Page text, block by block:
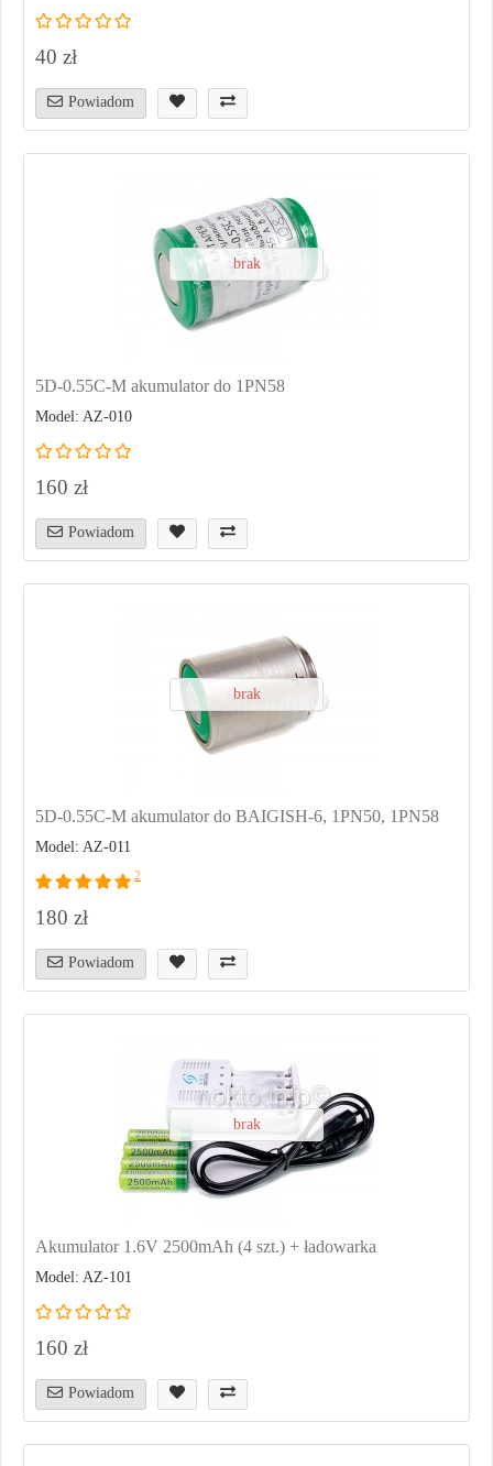
40 zł
Powiadom
brak
5D-0.55C-M akumulator do 1PN58
Model: AZ-010
160 zł
Powiadom
brak
5D-0.55C-M akumulator do BAIGISH-6, 1PN50, 1PN58
Model: AZ-011
2
180 zł
Powiadom
brak
Akumulator 1.6V 2500mAh (4 szt.) + ładowarka
Model: AZ-101
160 zł
Powiadom